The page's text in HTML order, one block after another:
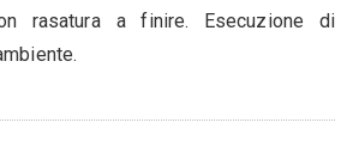
rasatura a finire. Esecuzione di